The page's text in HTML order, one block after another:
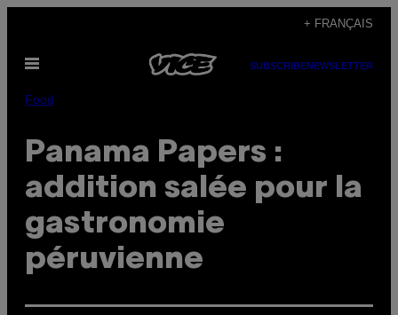
content
+ FRANÇAIS
Open
SUBSCRIBENEWSLETTER
Food
Panama Papers :
addition salée pour la
gastronomie
péruvienne